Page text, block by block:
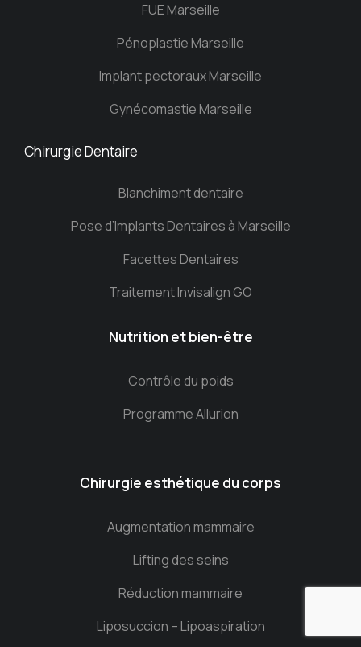
FUE Marseille
Pénoplastie Marseille
Implant pectoraux Marseille
Gynécomastie Marseille
Chirurgie Dentaire
Blanchiment dentaire
Pose d’Implants Dentaires à Marseille
Facettes Dentaires
Traitement Invisalign GO
Nutrition et bien-être
Contrôle du poids
Programme Allurion
Chirurgie esthétique du corps
Augmentation mammaire
Lifting des seins
Réduction mammaire
Liposuccion – Lipoaspiration